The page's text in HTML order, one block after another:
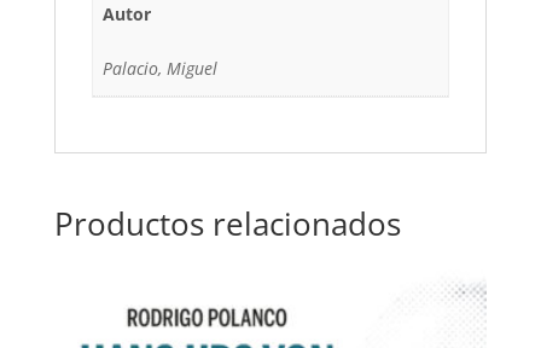
Autor
Palacio, Miguel
Productos relacionados